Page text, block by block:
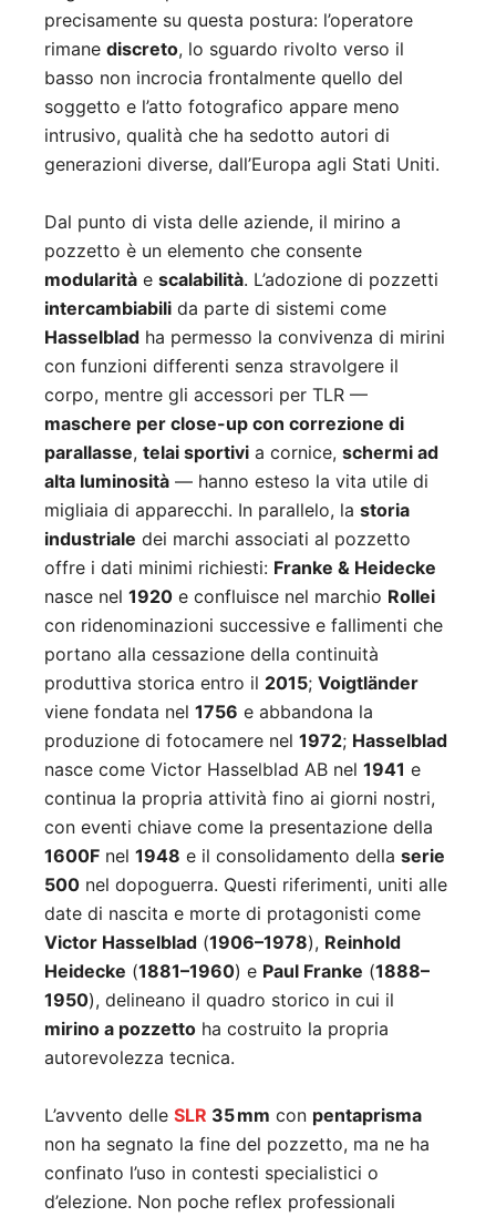
precisamente su questa postura: l’operatore
rimane discreto, lo sguardo rivolto verso il
basso non incrocia frontalmente quello del
soggetto e l’atto fotografico appare meno
intrusivo, qualità che ha sedotto autori di
generazioni diverse, dall’Europa agli Stati Uniti.
Dal punto di vista delle aziende, il mirino a
pozzetto è un elemento che consente
modularità e scalabilità. L’adozione di pozzetti
intercambiabili da parte di sistemi come
Hasselblad ha permesso la convivenza di mirini
con funzioni differenti senza stravolgere il
corpo, mentre gli accessori per TLR —
maschere per close-up con correzione di
parallasse, telai sportivi a cornice, schermi ad
alta luminosità — hanno esteso la vita utile di
migliaia di apparecchi. In parallelo, la storia
industriale dei marchi associati al pozzetto
offre i dati minimi richiesti: Franke & Heidecke
nasce nel 1920 e confluisce nel marchio Rollei
con ridenominazioni successive e fallimenti che
portano alla cessazione della continuità
produttiva storica entro il 2015; Voigtländer
viene fondata nel 1756 e abbandona la
produzione di fotocamere nel 1972; Hasselblad
nasce come Victor Hasselblad AB nel 1941 e
continua la propria attività fino ai giorni nostri,
con eventi chiave come la presentazione della
1600F nel 1948 e il consolidamento della serie
500 nel dopoguerra. Questi riferimenti, uniti alle
date di nascita e morte di protagonisti come
Victor Hasselblad (1906–1978), Reinhold
Heidecke (1881–1960) e Paul Franke (1888–
1950), delineano il quadro storico in cui il
mirino a pozzetto ha costruito la propria
autorevolezza tecnica.
L’avvento delle SLR 35 mm con pentaprisma
non ha segnato la fine del pozzetto, ma ne ha
confinato l’uso in contesti specialistici o
d’elezione. Non poche reflex professionali